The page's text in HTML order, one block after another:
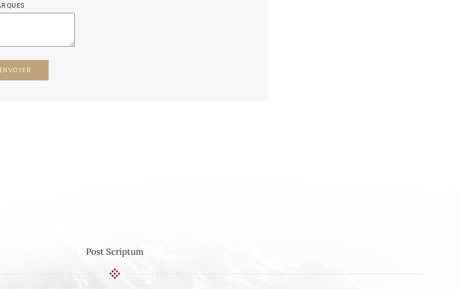
Post Scriptum